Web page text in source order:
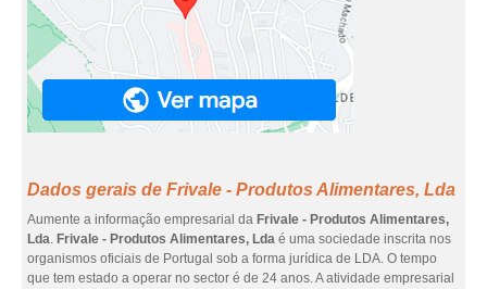
Dados gerais de Frivale - Produtos Alimentares, Lda
Aumente a informação empresarial da Frivale - Produtos Alimentares,
Lda. Frivale - Produtos Alimentares, Lda é uma sociedade inscrita nos
organismos oficiais de Portugal sob a forma jurídica de LDA. O tempo
que tem estado a operar no sector é de 24 anos. A atividade empresarial